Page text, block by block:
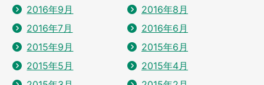
2016年9月
2016年8月
2016年7月
2016年6月
2015年9月
2015年6月
2015年5月
2015年4月